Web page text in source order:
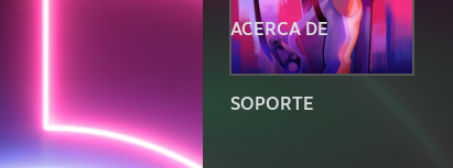
ACERCA DE
SOPORTE